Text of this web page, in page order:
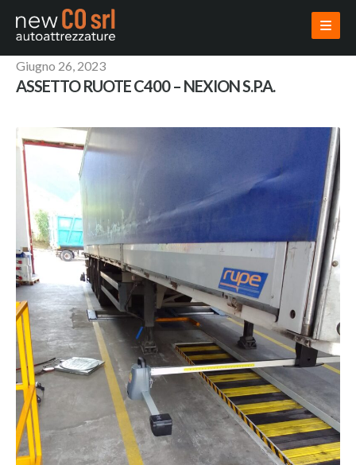
USATI
INSTALLAZIONI
NOVITÀ
CONTATTI
AREA RISERVATA
Giugno 26, 2023
ASSETTO RUOTE C400 – NEXION S.P.A.